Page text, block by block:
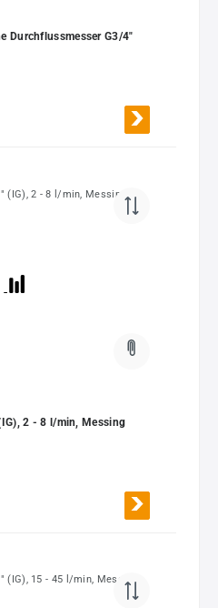
Durchflussmesser G3/4"
2 - 8 l/min, Messing